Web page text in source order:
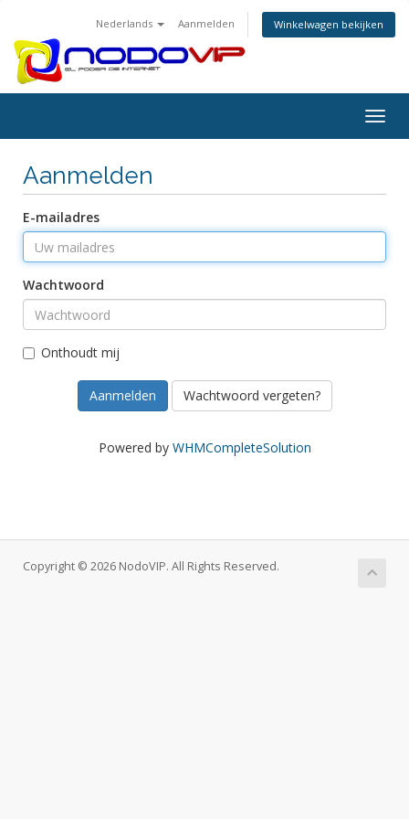
Nederlands Aanmelden Winkelwagen bekijken
Aanmelden
E-mailadres
Wachtwoord
Onthoudt mij
Wachtwoord vergeten?
Powered by WHMCompleteSolution
Copyright © 2026 NodoVIP. All Rights Reserved.